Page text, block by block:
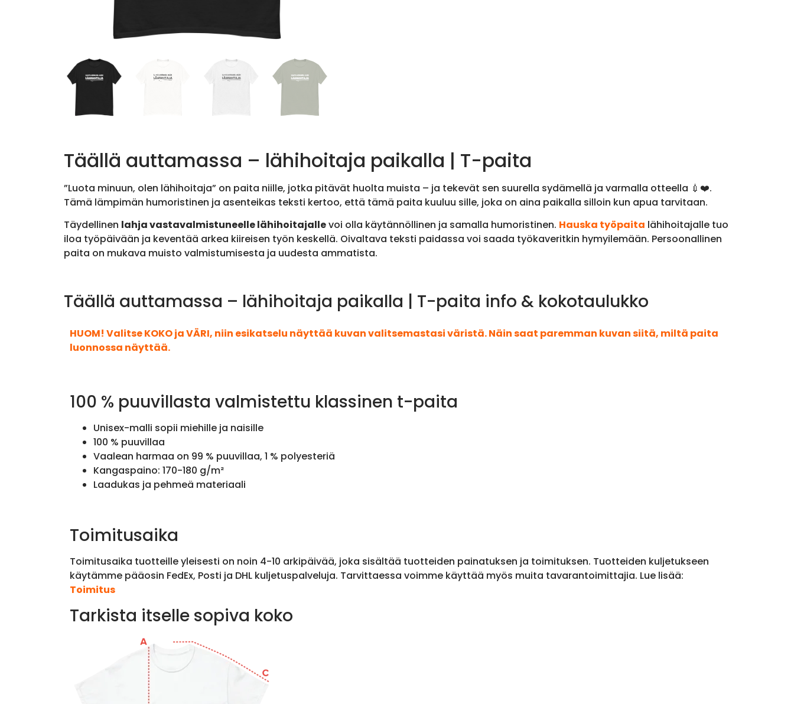
Täällä auttamassa – lähihoitaja paikalla | T-paita
”Luota minuun, olen lähihoitaja” on paita niille, jotka pitävät huolta muista – ja tekevät sen suurella sydämellä ja varmalla otteella 💉❤️.
Tämä lämpimän humoristinen ja asenteikas teksti kertoo, että tämä paita kuuluu sille, joka on aina paikalla silloin kun apua tarvitaan.
Täydellinen lahja vastavalmistuneelle lähihoitajallevoi olla käytännöllinen ja samalla humoristinen. Hauska työpaita lähihoitajalle tuo
iloa työpäivään ja keventää arkea kiireisen työn keskellä. Oivaltava teksti paidassa voi saada työkaveritkin hymyilemään. Persoonallinen
paita on mukava muisto valmistumisesta ja uudesta ammatista.
Täällä auttamassa – lähihoitaja paikalla | T-paita info & kokotaulukko
HUOM! Valitse KOKO ja VÄRI, niin esikatselu näyttää kuvan valitsemastasi väristä. Näin saat paremman kuvan siitä, miltä paita
luonnossa näyttää.
100 % puuvillasta valmistettu klassinen t-paita
Unisex-malli sopii miehille ja naisille
100 % puuvillaa
Vaalean harmaa on 99 % puuvillaa, 1 % polyesteriä
Kangaspaino: 170-180 g/m²
Laadukas ja pehmeä materiaali
Toimitusaika
Toimitusaika tuotteille yleisesti on noin 4-10 arkipäivää, joka sisältää tuotteiden painatuksen ja toimituksen. Tuotteiden kuljetukseen
käytämme pääosin FedEx, Posti ja DHL kuljetuspalveluja. Tarvittaessa voimme käyttää myös muita tavarantoimittajia. Lue lisää:
Toimitus
Tarkista itselle sopiva koko